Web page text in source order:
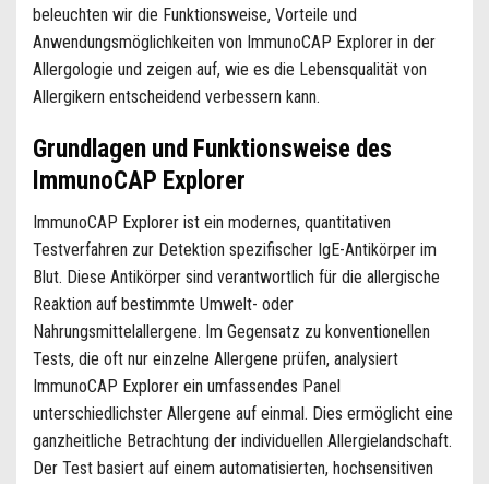
beleuchten wir die Funktionsweise, Vorteile und
Anwendungsmöglichkeiten von ImmunoCAP Explorer in der
Allergologie und zeigen auf, wie es die Lebensqualität von
Allergikern entscheidend verbessern kann.
Grundlagen und Funktionsweise des
ImmunoCAP Explorer
ImmunoCAP Explorer ist ein modernes, quantitativen
Testverfahren zur Detektion spezifischer IgE-Antikörper im
Blut. Diese Antikörper sind verantwortlich für die allergische
Reaktion auf bestimmte Umwelt- oder
Nahrungsmittelallergene. Im Gegensatz zu konventionellen
Tests, die oft nur einzelne Allergene prüfen, analysiert
ImmunoCAP Explorer ein umfassendes Panel
unterschiedlichster Allergene auf einmal. Dies ermöglicht eine
ganzheitliche Betrachtung der individuellen Allergielandschaft.
Der Test basiert auf einem automatisierten, hochsensitiven